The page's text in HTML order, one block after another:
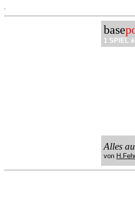
base
1 SPIEL
Alles
von